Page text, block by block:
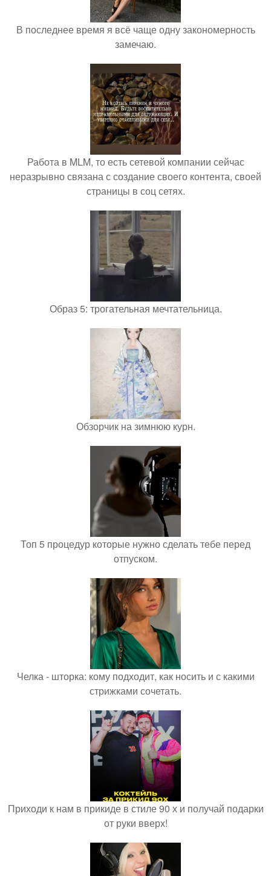
В последнее время я всё чаще одну закономерность
замечаю.
Работа в MLM, то есть сетевой компании сейчас
неразрывно связана с создание своего контента, своей
страницы в соц сетях.
Образ 5: трогательная мечтательница.
Обзорчик на зимнюю курн.
Топ 5 процедур которые нужно сделать тебе перед
отпуском.
Челка - шторка: кому подходит, как носить и с какими
стрижками сочетать.
Приходи к нам в прикиде в стиле 90 х и получай подарки
от руки вверх!